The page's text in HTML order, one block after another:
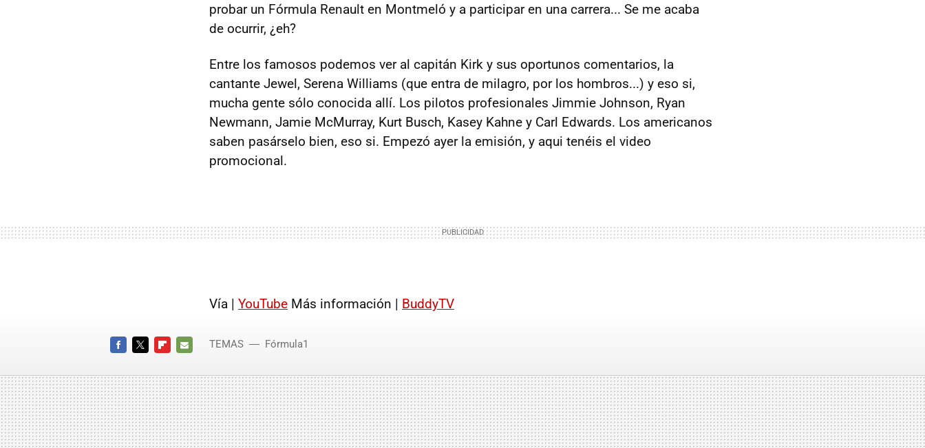
probar un Fórmula Renault en Montmeló y a participar en una carrera... Se me acaba
de ocurrir, ¿eh?
Entre los famosos podemos ver al capitán Kirk y sus oportunos comentarios, la
cantante Jewel, Serena Williams (que entra de milagro, por los hombros...) y eso si,
mucha gente sólo conocida allí. Los pilotos profesionales Jimmie Johnson, Ryan
Newmann, Jamie McMurray, Kurt Busch, Kasey Kahne y Carl Edwards. Los americanos
saben pasárselo bien, eso si. Empezó ayer la emisión, y aqui tenéis el video
promocional.
Vía | YouTube Más información | BuddyTV
MAIL
TEMAS Fórmula1